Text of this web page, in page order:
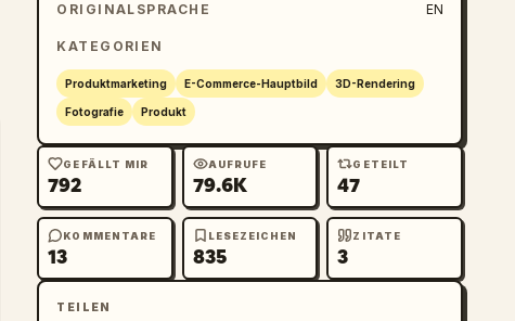
ORIGINALSPRACHE EN
KATEGORIEN
Produktmarketing E-Commerce-Hauptbild 3D-Rendering
Fotografie Produkt
GEFÄLLT MIR
792
AUFRUFE
79.6K
GETEILT
47
KOMMENTARE
13
LESEZEICHEN
835
ZITATE
3
TEILEN